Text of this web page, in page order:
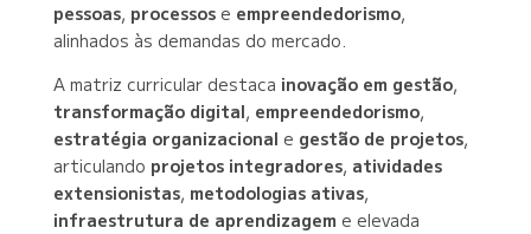
pessoas, processose empreendedorismo,
alinhados às demandas do mercado.
A matriz curricular destaca inovação em gestão,
transformação digital, empreendedorismo,
estratégia organizacional e gestão de projetos,
articulando projetos integradores, atividades
extensionistas, metodologias ativas,
infraestrutura de aprendizagem e elevada